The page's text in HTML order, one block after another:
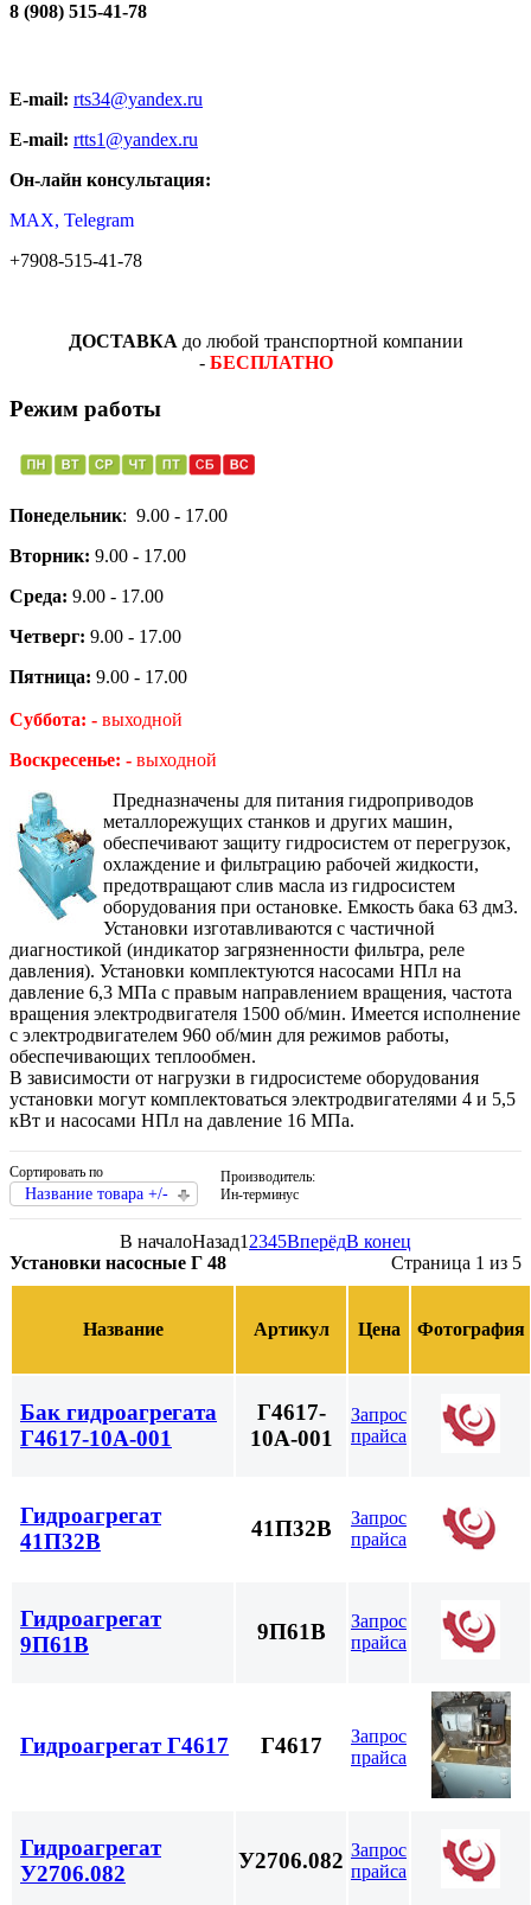
8 (908) 515-41-78
E-mail: rts34@yandex.ru
E-mail: rtts1@yandex.ru
Он-лайн консультация:
MAX, Telegram
+7908-515-41-78
ДОСТАВКА до любой транспортной компании
- БЕСПЛАТНО
Режим работы
Понедельник: 9.00 - 17.00
Вторник: 9.00 - 17.00
Среда: 9.00 - 17.00
Четверг: 9.00 - 17.00
Пятница: 9.00 - 17.00
Суббота: - выходной
Воскресенье: - выходной
Предназначены для питания гидроприводов
металлорежущих станков и других машин,
обеспечивают защиту гидросистем от перегрузок,
охлаждение и фильтрацию рабочей жидкости,
предотвращают слив масла из гидросистем
оборудования при остановке. Емкость бака 63 дм3.
Установки изготавливаются с частичной
диагностикой (индикатор загрязненности фильтра, реле
давления). Установки комплектуются насосами НПл на
давление 6,3 МПа с правым направлением вращения, частота
вращения электродвигателя 1500 об/мин. Имеется исполнение
с электродвигателем 960 об/мин для режимов работы,
обеспечивающих теплообмен.
В зависимости от нагрузки в гидросистеме оборудования
установки могут комплектоваться электродвигателями 4 и 5,5
кВт и насосами НПл на давление 16 МПа.
Сортировать по
Название товара +/-
Производитель:
Ин-терминус
В началоНазад1 2345ВперёдВ конец
Страница 1 из 5
Установки насосные Г 48
Название Артикул Цена Фотография
Бак гидроагрегата
Г4617-10А-001
Г4617-
10А-001
Запрос
прайса
Гидроагрегат
41П32В
41П32В
Запрос
прайса
Гидроагрегат
9П61В
9П61В
Запрос
прайса
Гидроагрегат Г4617 Г4617
Запрос
прайса
Гидроагрегат
У2706.082
У2706.082 Запрос
прайса